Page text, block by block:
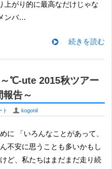
上がり的に最高なだけじゃな
ンバ…
続きを読む
℃-ute 2015秋ツアー
報告～
ト U kogonil
不安に思うことも多いかもし
ど、私たちはまだまだ走り続